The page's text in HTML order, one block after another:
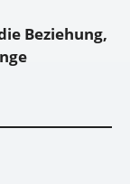
Beziehung,